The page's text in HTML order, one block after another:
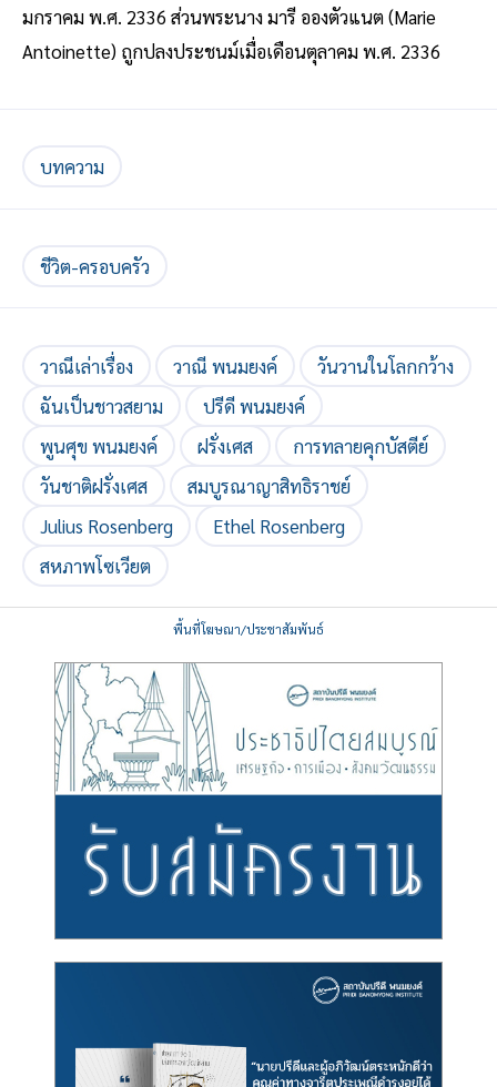
มกราคม พ.ศ. 2336 ส่วนพระนาง มารี อองตัวแนต (Marie
Antoinette) ถูกปลงประชนม์เมื่อเดือนตุลาคม พ.ศ. 2336
บทความ
ชีวิต-ครอบครัว
วาณีเล่าเรื่อง วาณี พนมยงค์
วันวานในโลกกว้าง
ฉันเป็นชาวสยาม
ปรีดี พนมยงค์
พูนศุข พนมยงค์
ฝรั่งเศส
การทลายคุกบัสตีย์
วันชาติฝรั่งเศส
สมบูรณาญาสิทธิราชย์
Julius Rosenberg
Ethel Rosenberg
สหภาพโซเวียต
พื้นที่โฆษณา/ประชาสัมพันธ์